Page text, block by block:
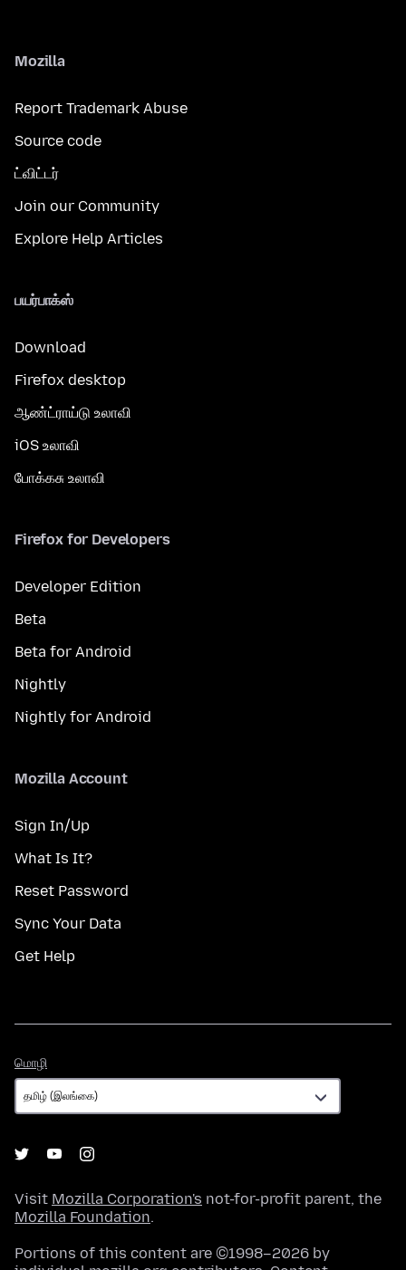
Mozilla
Report Trademark Abuse
Source code
ட்விட்டர்
Join our Community
Explore Help Articles
பயர்பாக்ஸ்
Download
Firefox desktop
ஆண்ட்ராய்டு உலாவி
iOS உலாவி
போக்கசு உலாவி
Firefox for Developers
Developer Edition
Beta
Beta for Android
Nightly
Nightly for Android
Mozilla Account
Sign In/Up
What Is It?
Reset Password
Sync Your Data
Get Help
மொழி
Visit Mozilla Corporation's not-for-profit parent, the
Mozilla Foundation.
Portions of this content are ©1998–2026 by